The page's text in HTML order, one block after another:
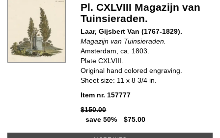
Pl. CXLVIII Magazijn van
Tuinsieraden.
Laar, Gijsbert Van (1767-1829).
Magazijn van Tuinsieraden.
Amsterdam, ca. 1803.
Plate CXLVIII.
Original hand colored engraving.
Sheet size: 11 x 8 3/4 in.
Item nr. 157777
$150.00
save 50%
$75.00